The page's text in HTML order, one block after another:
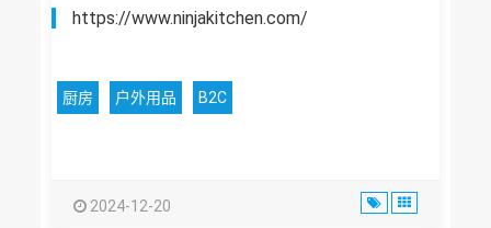
https://www.ninjakitchen.com/
厨房 户外用品 B2C
2024-12-20